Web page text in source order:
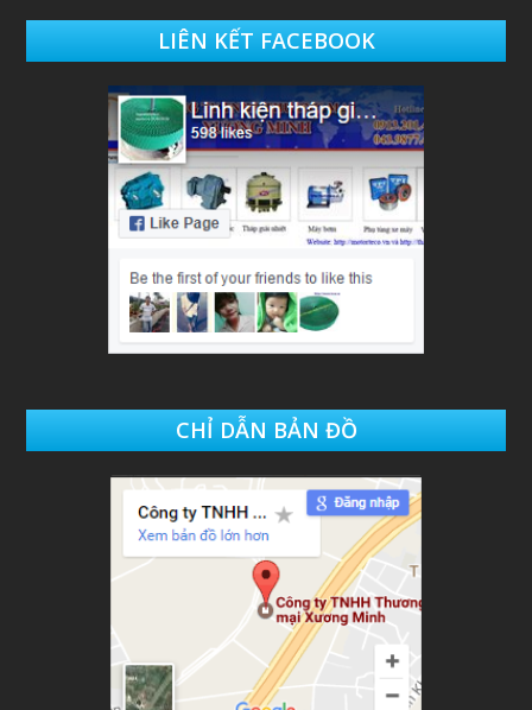
LIÊN KẾT FACEBOOK
CHỈ DẪN BẢN ĐỒ